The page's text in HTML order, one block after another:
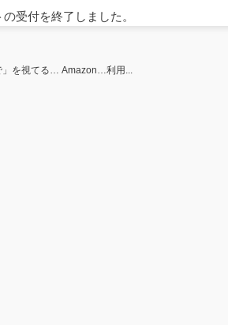
受付を終了しました。
」を視てる… Amazon…利用...